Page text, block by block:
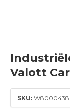
Valott
SKU: W8000438